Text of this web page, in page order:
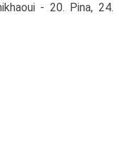
- 20. Pina, 24.